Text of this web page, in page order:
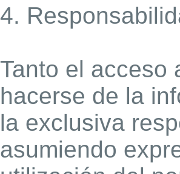
4.
Tanto el acceso
hacerse de la
la exclusiva
asumiendo